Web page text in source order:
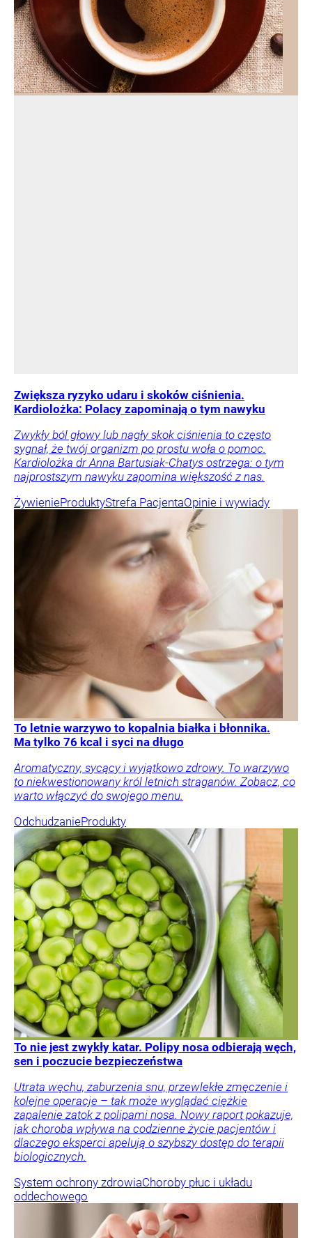
Zwiększa ryzyko udaru i skoków ciśnienia.
Kardiolożka: Polacy zapominają o tym nawyku
Zwykły ból głowy lub nagły skok ciśnienia to często
sygnał, że twój organizm po prostu woła o pomoc.
Kardiolożka dr Anna Bartusiak-Chatys ostrzega: o tym
najprostszym nawyku zapomina większość z nas.
ŻywienieProduktyStrefa PacjentaOpinie i wywiady
To letnie warzywo to kopalnia białka i błonnika.
Ma tylko 76 kcal i syci na długo
Aromatyczny, sycący i wyjątkowo zdrowy. To warzywo
to niekwestionowany król letnich straganów. Zobacz, co
warto włączyć do swojego menu.
OdchudzanieProdukty
To nie jest zwykły katar. Polipy nosa odbierają węch,
sen i poczucie bezpieczeństwa
Utrata węchu, zaburzenia snu, przewlekłe zmęczenie i
kolejne operacje – tak może wyglądać ciężkie
zapalenie zatok z polipami nosa. Nowy raport pokazuje,
jak choroba wpływa na codzienne życie pacjentów i
dlaczego eksperci apelują o szybszy dostęp do terapii
biologicznych.
System ochrony zdrowiaChoroby płuc i układu
oddechowego